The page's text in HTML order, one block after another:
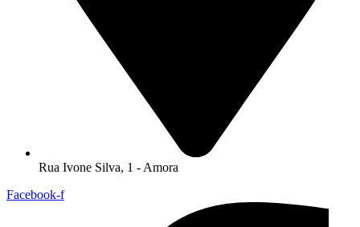
Rua Ivone Silva, 1 - Amora
Facebook-f